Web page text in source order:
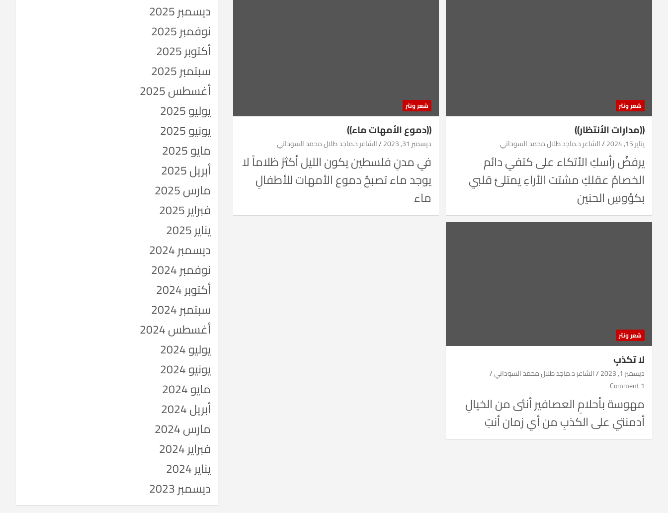
شعر ونثر
((مدارات الأنتظار))
يناير 15, 2024 الشاعر د.ماجد طلال محمد السوداني
يرفضُ رأسكِ الأتكاء على كتفي دائم
الخصامُ عقلكِ مشتت الأراءِ يمتلئُ قلبي
بكؤوسِ الحنين
شعر ونثر
((دموع الأمهات ماء))
ديسمبر 31, 2023 الشاعر د.ماجد طلال محمد السوداني
في مدنِ فلسطين يكون الليل أكثرُ ظلاماً لا
يوجد ماء تصبحُ دموع الأمهات للأطفالِ
ماء
شعر ونثر
لا تكذبِ
ديسمبر 1, 2023
الشاعر د.ماجد طلال محمد السوداني
1 Comment
مهوسة بأحلامِ العصافير أنثى من الخيالِ
أدمنتي على الكذبِ من أي زمان أنتِ
ديسمبر 2025
نوفمبر 2025
أكتوبر 2025
سبتمبر 2025
أغسطس 2025
يوليو 2025
يونيو 2025
مايو 2025
أبريل 2025
مارس 2025
فبراير 2025
يناير 2025
ديسمبر 2024
نوفمبر 2024
أكتوبر 2024
سبتمبر 2024
أغسطس 2024
يوليو 2024
يونيو 2024
مايو 2024
أبريل 2024
مارس 2024
فبراير 2024
يناير 2024
ديسمبر 2023